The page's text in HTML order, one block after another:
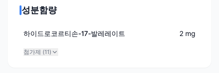
성분함량
하이드로코르티손-17-발레레이트 2 mg
첨가제 (11)